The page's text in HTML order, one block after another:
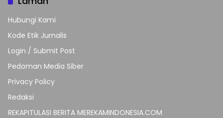
Hubungi Kami
Kode Etik Jurnalis
Login / Submit Post
Pedoman Media Siber
Privacy Policy
Redaksi
REKAPITULASI BERITA MEREKAMINDONESIA.COM